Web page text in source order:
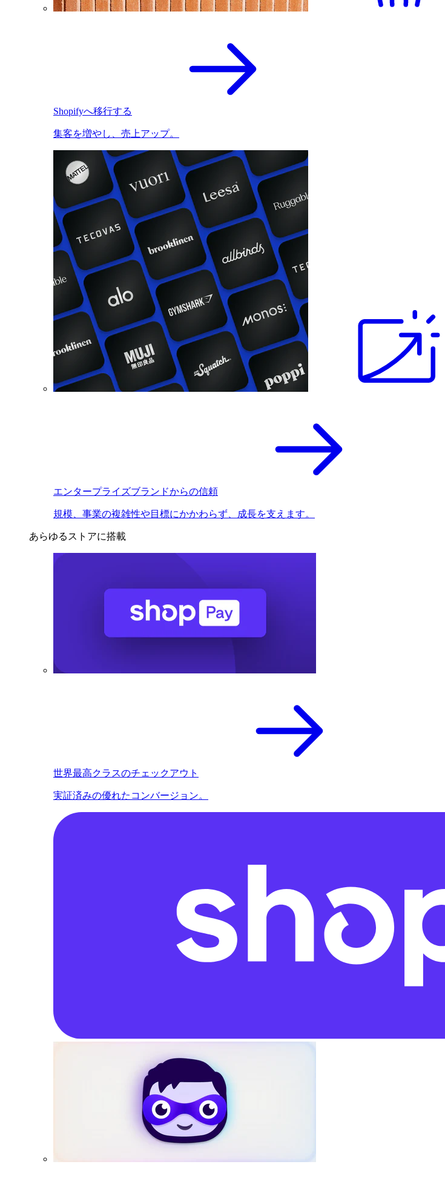
Shopifyへ移行する
集客を増やし、売上アップ。
エンタープライズブランドからの信頼
規模、事業の複雑性や目標にかかわらず、成長を支えます。
あらゆるストアに搭載
世界最高クラスのチェックアウト
実証済みの優れたコンバージョン。